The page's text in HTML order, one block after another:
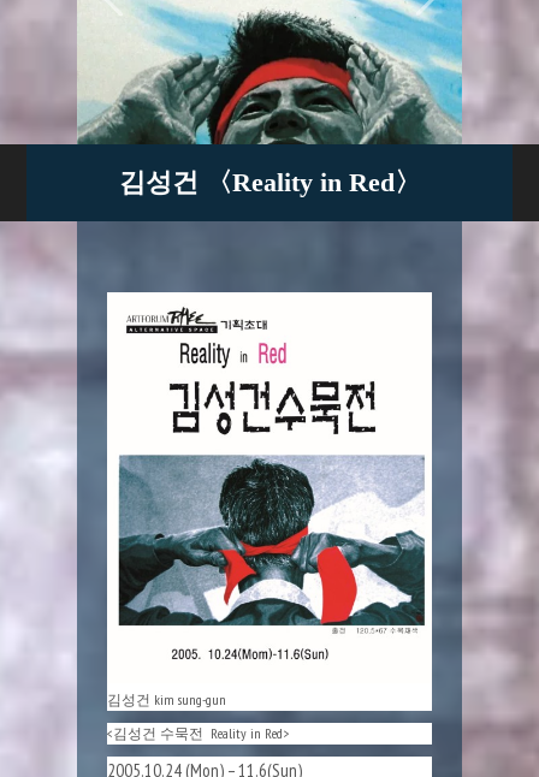
김성건 〈Reality in Red〉
김성건 kim sung-gun
<김성건 수묵전 Reality in Red>
2005.10.24 (Mon) – 11.6(Sun)